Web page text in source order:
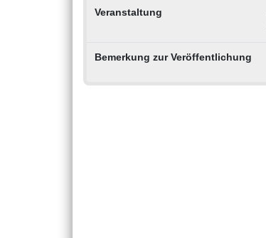
Veranstaltung
Bemerkung zur Veröffentlichung